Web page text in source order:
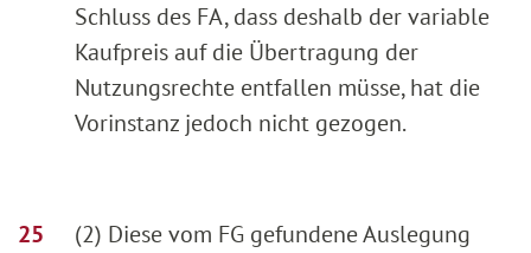
Schluss des FA, dass deshalb der variable
Kaufpreis auf die Übertragung der
Nutzungsrechte entfallen müsse, hat die
Vorinstanz jedoch nicht gezogen.
(2) Diese vom FG gefundene Auslegung